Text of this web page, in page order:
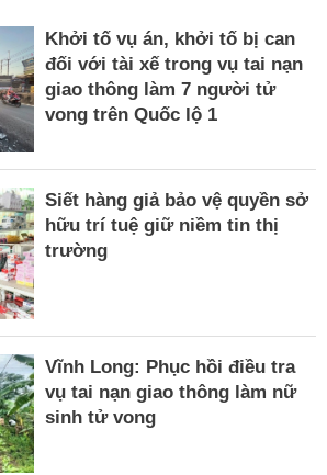
Khởi tố vụ án, khởi tố bị can
đối với tài xế trong vụ tai nạn
giao thông làm 7 người tử
vong trên Quốc lộ 1
Siết hàng giả bảo vệ quyền sở
hữu trí tuệ giữ niềm tin thị
trường
Vĩnh Long: Phục hồi điều tra
vụ tai nạn giao thông làm nữ
sinh tử vong